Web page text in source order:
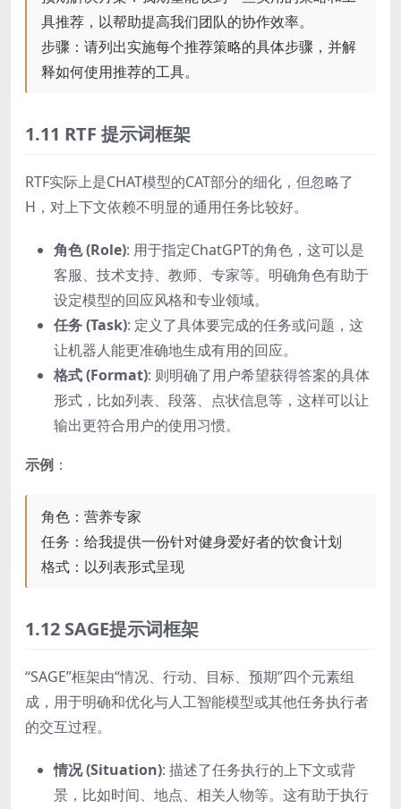
具推荐，以帮助提高我们团队的协作效率。
步骤：请列出实施每个推荐策略的具体步骤，并解
释如何使用推荐的工具。
1.11 RTF 提示词框架
RTF实际上是CHAT模型的CAT部分的细化，但忽略了
H，对上下文依赖不明显的通用任务比较好。
角色 (Role): 用于指定ChatGPT的角色，这可以是
客服、技术支持、教师、专家等。明确角色有助于
设定模型的回应风格和专业领域。
任务 (Task): 定义了具体要完成的任务或问题，这
让机器人能更准确地生成有用的回应。
格式 (Format): 则明确了用户希望获得答案的具体
形式，比如列表、段落、点状信息等，这样可以让
输出更符合用户的使用习惯。
示例 ：
角色：营养专家
任务：给我提供一份针对健身爱好者的饮食计划
格式：以列表形式呈现
1.12 SAGE提示词框架
“SAGE”框架由“情况、行动、目标、预期”四个元素组
成，用于明确和优化与人工智能模型或其他任务执行者
的交互过程。
情况 (Situation): 描述了任务执行的上下文或背
景，比如时间、地点、相关人物等。这有助于执行